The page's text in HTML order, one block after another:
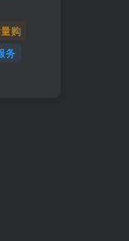
购
务